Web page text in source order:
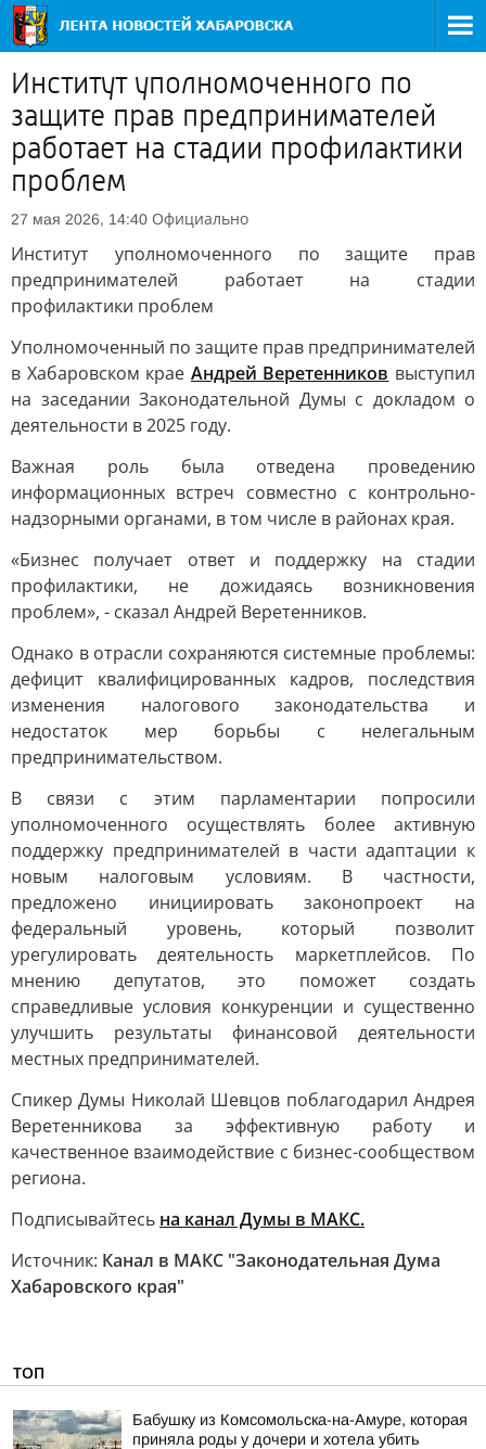
Институт уполномоченного по
защите прав предпринимателей
работает на стадии профилактики
проблем
27 мая 2026, 14:40 Официально
Институт уполномоченного по защите прав
предпринимателей работает на стадии
профилактики проблем
Уполномоченный по защите прав предпринимателей
в Хабаровском крае Андрей Веретенников выступил
на заседании Законодательной Думы с докладом о
деятельности в 2025 году.
Важная роль была отведена проведению
информационных встреч совместно с контрольно-
надзорными органами, в том числе в районах края.
«Бизнес получает ответ и поддержку на стадии
профилактики, не дожидаясь возникновения
проблем», - сказал Андрей Веретенников.
Однако в отрасли сохраняются системные проблемы:
дефицит квалифицированных кадров, последствия
изменения налогового законодательства и
недостаток мер борьбы с нелегальным
предпринимательством.
В связи с этим парламентарии попросили
уполномоченного осуществлять более активную
поддержку предпринимателей в части адаптации к
новым налоговым условиям. В частности,
предложено инициировать законопроект на
федеральный уровень, который позволит
урегулировать деятельность маркетплейсов. По
мнению депутатов, это поможет создать
справедливые условия конкуренции и существенно
улучшить результаты финансовой деятельности
местных предпринимателей.
Спикер Думы Николай Шевцов поблагодарил Андрея
Веретенникова за эффективную работу и
качественное взаимодействие с бизнес-сообществом
региона.
Подписывайтесь на канал Думы в МАКС.
Источник: Канал в МАКС "Законодательная Дума
Хабаровского края"
ТОП
Бабушку из Комсомольска-на-Амуре, которая
приняла роды у дочери и хотела убить